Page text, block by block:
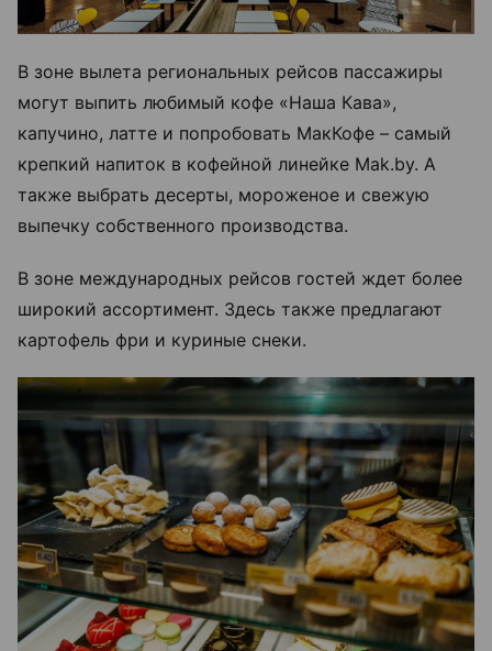
В зоне вылета региональных рейсов пассажиры
могут выпить любимый кофе «Наша Кава»,
капучино, латте и попробовать МакКофе – самый
крепкий напиток в кофейной линейке Mak.by. А
также выбрать десерты, мороженое и свежую
выпечку собственного производства.
В зоне международных рейсов гостей ждет более
широкий ассортимент. Здесь также предлагают
картофель фри и куриные снеки.